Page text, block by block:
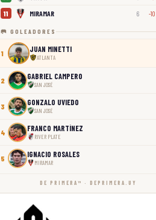
11 MIRAMAR 6 -10
🥅 GOLEADORES
1 JUAN MINETTI
ATLANTA
2 GABRIEL CAMPERO
SAN JOSÉ
3 GONZALO UVIEDO
SAN JOSÉ
4 FRANCO MARTÍNEZ
RIVER PLATE
5 IGNACIO ROSALES
MIRAMAR
DE PRIMERA™ · DEPRIMERA.UY